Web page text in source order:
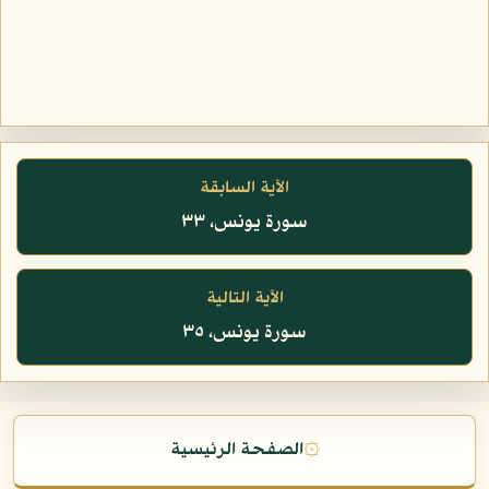
الآية السابقة
سورة يونس، ٣٣
الآية التالية
سورة يونس، ٣٥
۞الصفحة الرئيسية